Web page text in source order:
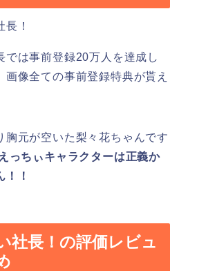
では事前登録20万人を達成し
画像全ての事前登録特典が貰え
胸元が空いた梨々花ちゃんです
っちぃキャラクターは正義か
！！
社長！の評価レビュ